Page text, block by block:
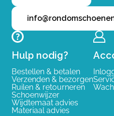
Hulp nodig?
Bestellen & betalen
Verzenden & bezorgen
Ruilen & retourneren
Schoenwijzer
Wijdtemaat advies
Materiaal advies